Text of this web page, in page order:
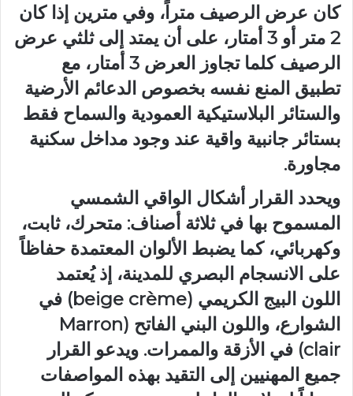
كان عرض الرصيف متراً، وفي مترين إذا كان
2 متر أو 3 أمتار، على أن يمتد إلى ثلثي عرض
الرصيف كلما تجاوز العرض 3 أمتار، مع
تطبيق المنع نفسه بخصوص الدعائم الأرضية
والستائر البلاستيكية العمودية والسماح فقط
بستائر جانبية واقية عند وجود مداخل سكنية
مجاورة.
ويحدد القرار أشكال الواقي الشمسي
المسموح بها في ثلاثة أصناف: متحرك، ثابت،
وكهربائي، كما يضبط الألوان المعتمدة حفاظاً
على الانسجام البصري للمدينة، إذ يُعتمد
اللون البيج الكريمي (beige crème) في
الشوارع، واللون البني الفاتح (Marron
clair) في الأزقة والممرات. ويدعو القرار
جميع المهنيين إلى التقيد بهذه المواصفات